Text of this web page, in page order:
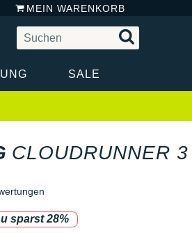
MEIN WARENKORB
SALE
CLOUDRUNNER 3
sparst 28%